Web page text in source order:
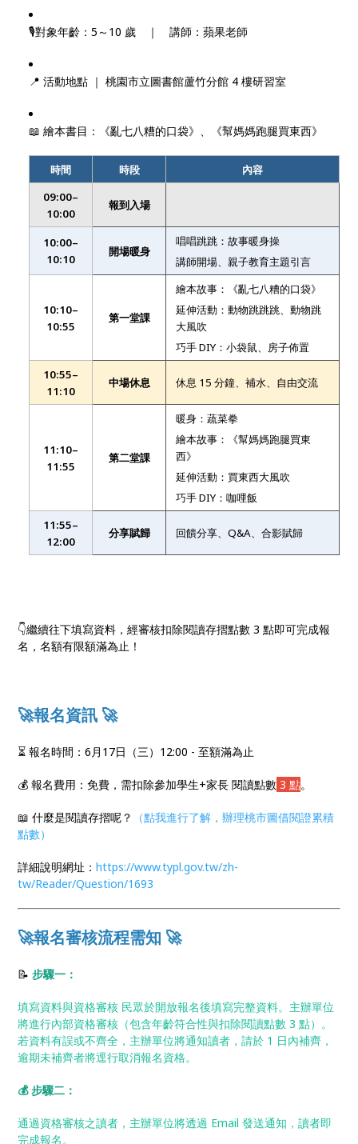
🎙️對象年齡：5～10 歲 ｜ 講師：蘋果老師
📍 活動地點 ｜ 桃園市立圖書館蘆竹分館 4 樓研習室
📖 繪本書目：《亂七八糟的口袋》、《幫媽媽跑腿買東西》
時間 時段
內容
09:00–
10:00
報到入場
10:00–
10:10
開場暖身
唱唱跳跳：故事暖身操
講師開場、親子教育主題引言
10:10–
10:55
第一堂課
繪本故事：《亂七八糟的口袋》
延伸活動：動物跳跳跳、動物跳
大風吹
巧手 DIY：小袋鼠、房子佈置
10:55–
11:10
中場休息 休息 15 分鐘、補水、自由交流
11:10–
11:55
第二堂課
暖身：蔬菜拳
繪本故事：《幫媽媽跑腿買東
西》
延伸活動：買東西大風吹
巧手 DIY：咖哩飯
11:55–
12:00
分享賦歸 回饋分享、Q&A、合影賦歸
👇繼續往下填寫資料，經審核扣除閱讀存摺點數 3 點即可完成報
名，名額有限額滿為止！
🚀報名資訊 🚀
⏳ 報名時間：6月17日（三）12:00 - 至額滿為止
💰 報名費用：免費，需扣除參加學生+家長 閱讀點數 3 點。
📖 什麼是閱讀存摺呢？
（點我進行了解，辦理桃市圖借閱證累積
點數）
詳細說明網址：https://www.typl.gov.tw/zh-
tw/Reader/Question/1693
🚀報名審核流程需知 🚀
📝步驟一：
填寫資料與資格審核 民眾於開放報名後填寫完整資料。主辦單位
將進行內部資格審核（包含年齡符合性與扣除閱讀點數 3 點）。
若資料有誤或不齊全，主辦單位將通知讀者，請於 1 日內補齊，
逾期未補齊者將逕行取消報名資格。
💰 步驟二：
通過資格審核之讀者，主辦單位將透過 Email 發送通知，讀者即
完成報名。